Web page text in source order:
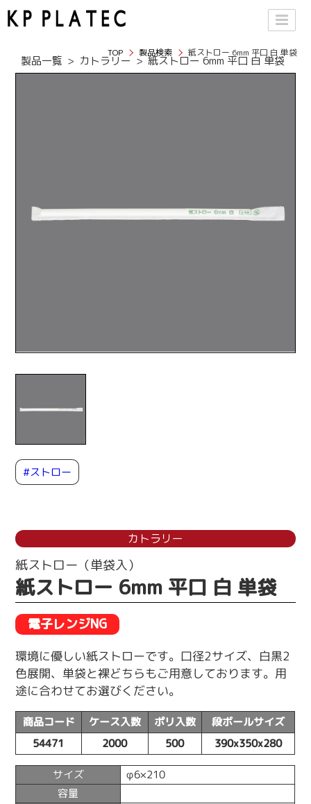
TOP 製品検索 紙ストロー 6mm 平口 白 単袋
製品一覧 カトラリー 紙ストロー 6mm 平口 白 単袋
#ストロー
カトラリー
紙ストロー（単袋入）
紙ストロー 6mm 平口 白 単袋
電子レンジNG
環境に優しい紙ストローです。口径2サイズ、白黒2
色展開、単袋と裸どちらもご用意しております。用
途に合わせてお選びください。
商品コード ケース入数 ポリ入数 段ボールサイズ
54471 2000 500 390x350x280
サイズ φ6×210
容量